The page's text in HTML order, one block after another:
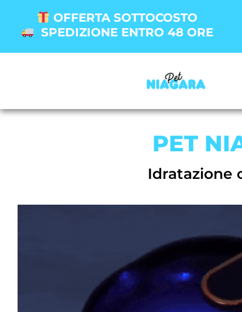
OFFERTA SOTTOCOSTO
SPEDIZIONE ENTRO 48 ORE
PET
Idratazione